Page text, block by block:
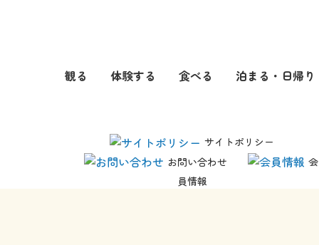
観る 体験する 食べる 泊まる・日帰り
サイトポリシー
お問い合わせ
会
員情報